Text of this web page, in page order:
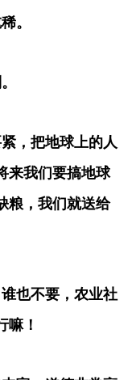
。
，把地球上的人
来我们要搞地球
粮，我们就送给
也不要，农业社
嘛！